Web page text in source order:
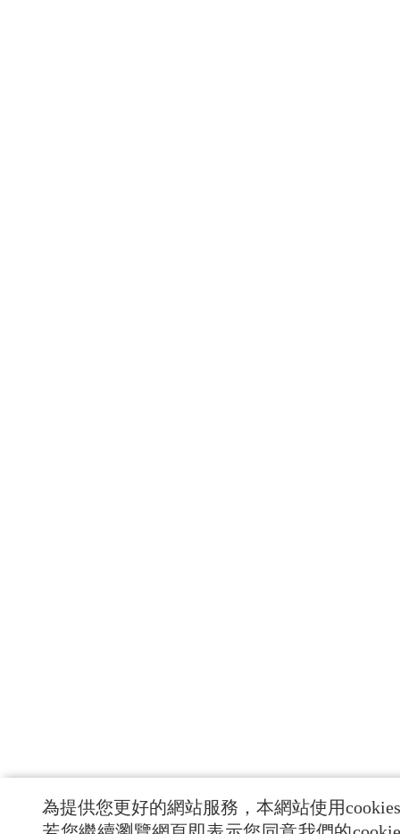
為提供您更好的網站服務，本網站使用